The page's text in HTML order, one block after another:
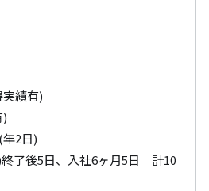
績有)
2日)
了後5日、入社6ヶ月5日　計10